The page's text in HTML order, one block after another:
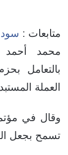
متابعات :
محمد أحمد
بالتعامل
العملة
وقال في
تسمح بجعل